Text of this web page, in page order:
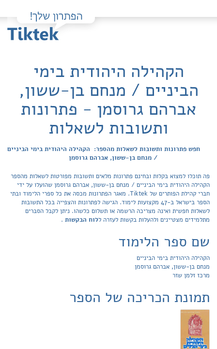
הקהילה היהודית בימי
הביניים / מנחם בן-ששון,
אברהם גרוסמן - פתרונות
ותשובות לשאלות
חפש פתרונות ותשובות לשאלות מהספר: הקהילה היהודית בימי הביניים
/ מנחם בן-ששון, אברהם גרוסמן
פה תוכלו למצוא בקלות ובחינם פתרונות מלאים ותשובות מפורטות לשאלות מהספר
הקהילה היהודית בימי הביניים / מנחם בן-ששון, אברהם גרוסמן שהועלו על ידי
חברי קהילת הפותרים של Tiktek. מאגר הפתרונות מכסה את כל ספרי הלימוד ובתי
הספר בישראל ב-47 מקצועות לימוד. הגישה לפתרונות והצפייה בכל התשובות
לשאלות חפשית ואינה מצריכה הרשמה או תשלום כלשהו. ניתן לקבל הסברים
מתלמידים מצטיינים ולהעלות בקשות לעזרה ללוח הבקשות .
שם ספר הלימוד
הקהילה היהודית בימי הביניים
מנחם בן-ששון, אברהם גרוסמן
מרכז זלמן שזר
תמונת הכריכה של הספר